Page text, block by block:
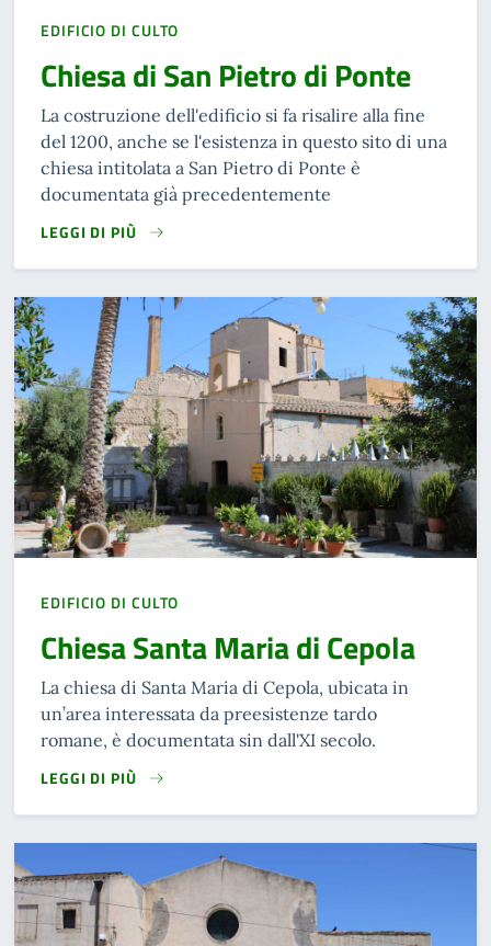
EDIFICIO DI CULTO
Chiesa di San Pietro di Ponte
La costruzione dell'edificio si fa risalire alla fine
del 1200, anche se l'esistenza in questo sito di una
chiesa intitolata a San Pietro di Ponte è
documentata già precedentemente
LEGGI DI PIÙ
READ MORE
EDIFICIO DI CULTO
Chiesa Santa Maria di Cepola
La chiesa di Santa Maria di Cepola, ubicata in
un’area interessata da preesistenze tardo
romane, è documentata sin dall'XI secolo.
LEGGI DI PIÙ
READ MORE